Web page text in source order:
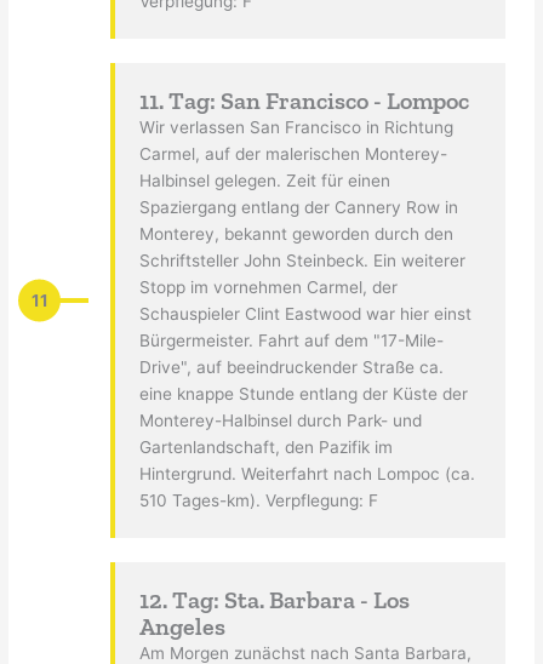
11
11. Tag: San Francisco - Lompoc
Wir verlassen San Francisco in Richtung
Carmel, auf der malerischen Monterey-
Halbinsel gelegen. Zeit für einen
Spaziergang entlang der Cannery Row in
Monterey, bekannt geworden durch den
Schriftsteller John Steinbeck. Ein weiterer
Stopp im vornehmen Carmel, der
Schauspieler Clint Eastwood war hier einst
Bürgermeister. Fahrt auf dem "17-Mile-
Drive", auf beeindruckender Straße ca.
eine knappe Stunde entlang der Küste der
Monterey-Halbinsel durch Park- und
Gartenlandschaft, den Pazifik im
Hintergrund. Weiterfahrt nach Lompoc (ca.
510 Tages-km). Verpflegung: F
12. Tag: Sta. Barbara - Los
Angeles
Am Morgen zunächst nach Santa Barbara,